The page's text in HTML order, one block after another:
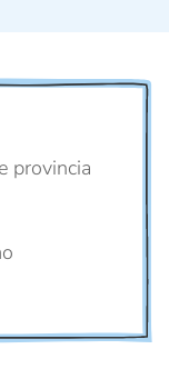
provincia